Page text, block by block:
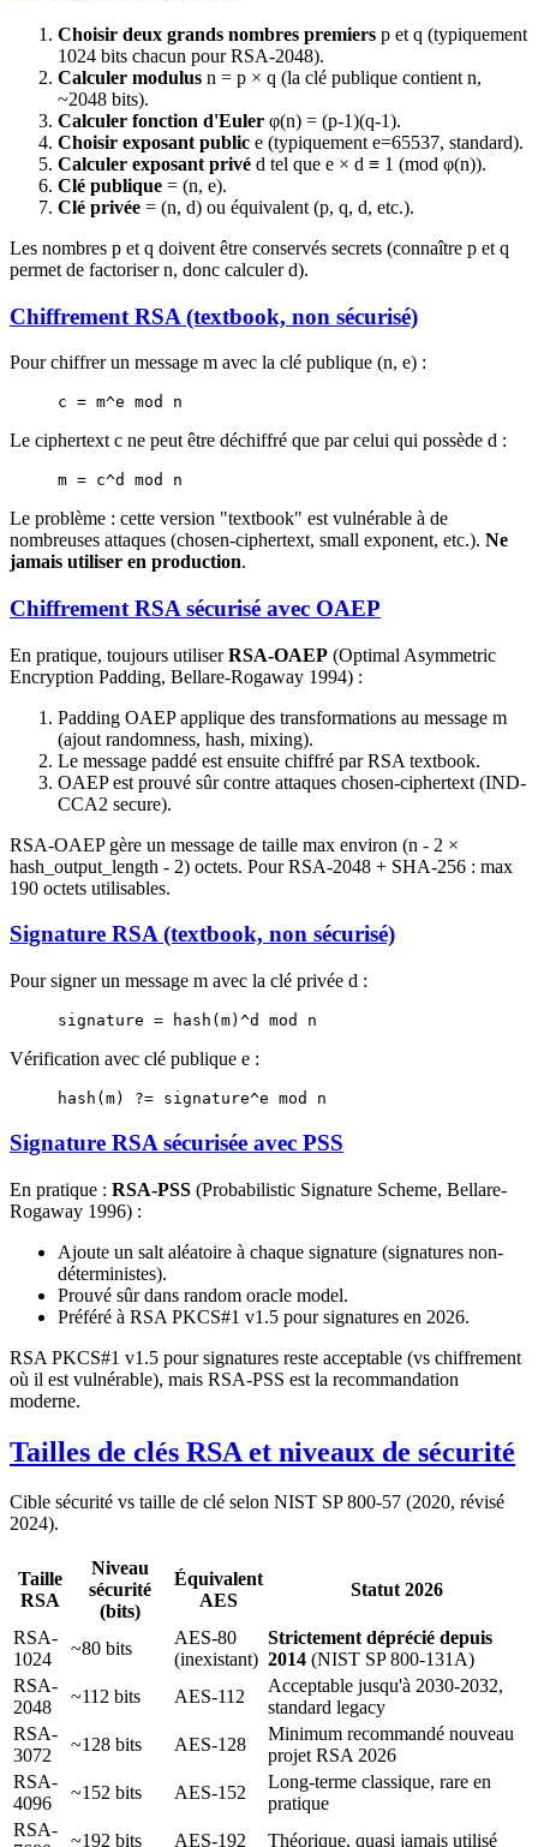
Choisir deux grands nombres premiers p et q (typiquement
1024 bits chacun pour RSA-2048).
Calculer modulus n = p × q (la clé publique contient n,
~2048 bits).
Calculer fonction d'Euler φ(n) = (p-1)(q-1).
Choisir exposant public e (typiquement e=65537, standard).
Calculer exposant privé d tel que e × d ≡ 1 (mod φ(n)).
Clé publique = (n, e).
Clé privée = (n, d) ou équivalent (p, q, d, etc.).
Les nombres p et q doivent être conservés secrets (connaître p et q
permet de factoriser n, donc calculer d).
Chiffrement RSA (textbook, non sécurisé)
Pour chiffrer un message m avec la clé publique (n, e) :
c = m^e mod n
Le ciphertext c ne peut être déchiffré que par celui qui possède d :
m = c^d mod n
Le problème : cette version "textbook" est vulnérable à de
nombreuses attaques (chosen-ciphertext, small exponent, etc.). Ne
jamais utiliser en production.
Chiffrement RSA sécurisé avec OAEP
En pratique, toujours utiliserRSA-OAEP (Optimal Asymmetric
Encryption Padding, Bellare-Rogaway 1994) :
Padding OAEP applique des transformations au message m
(ajout randomness, hash, mixing).
Le message paddé est ensuite chiffré par RSA textbook.
OAEP est prouvé sûr contre attaques chosen-ciphertext (IND-
CCA2 secure).
RSA-OAEP gère un message de taille max environ (n - 2 ×
hash_output_length - 2) octets. Pour RSA-2048 + SHA-256 : max
190 octets utilisables.
Signature RSA (textbook, non sécurisé)
Pour signer un message m avec la clé privée d :
signature = hash(m)^d mod n
Vérification avec clé publique e :
hash(m) ?= signature^e mod n
Signature RSA sécurisée avec PSS
En pratique : RSA-PSS (Probabilistic Signature Scheme, Bellare-
Rogaway 1996) :
Ajoute un salt aléatoire à chaque signature (signatures non-
déterministes).
Prouvé sûr dans random oracle model.
Préféré à RSA PKCS#1 v1.5 pour signatures en 2026.
RSA PKCS#1 v1.5 pour signatures reste acceptable (vs chiffrement
où il est vulnérable), mais RSA-PSS est la recommandation
moderne.
Tailles de clés RSA et niveaux de sécurité
Cible sécurité vs taille de clé selon NIST SP 800-57 (2020, révisé
2024).
Taille
RSA
Niveau
sécurité
(bits)
Équivalent
AES
Statut 2026
RSA-
1024
~80 bits
AES-80
(inexistant)
Strictement déprécié depuis
2014 (NIST SP 800-131A)
RSA-
2048
~112 bits AES-112
Acceptable jusqu'à 2030-2032,
standard legacy
RSA-
3072
~128 bits AES-128
Minimum recommandé nouveau
projet RSA 2026
RSA-
4096
~152 bits AES-152
Long-terme classique, rare en
pratique
RSA-
~192 bits AES-192 Théorique, quasi jamais utilisé